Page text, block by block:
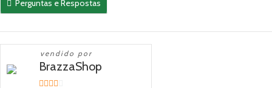
Perguntas e Respostas
vendido por
BrazzaShop